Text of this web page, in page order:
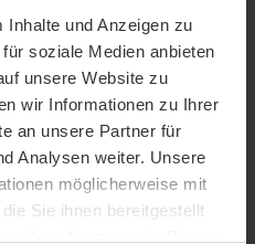
und Anzeigen zu
soziale Medien anbieten
unsere Website zu
wir Informationen zu Ihrer
an unsere Partner für
Analysen weiter. Unsere
möglicherweise mit
Sie ihnen bereitgestellt
entwickelt. Unsere
werden täglich angewendet
weißes Lächeln.
und können täglich
werden.